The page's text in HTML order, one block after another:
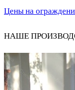
Цены на
НАШЕ